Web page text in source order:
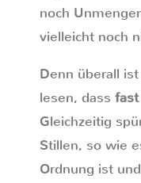
noch
vielleicht noch
Denn überall
lesen, dass fast
Gleichzeitig
Stillen, so wie
Ordnung ist